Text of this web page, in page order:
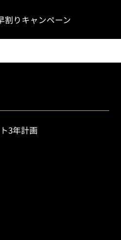
割りキャンペーン
3年計画